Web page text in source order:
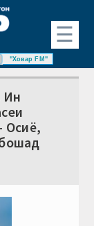
☰
"Ховар FM"
Ин
Осиё,